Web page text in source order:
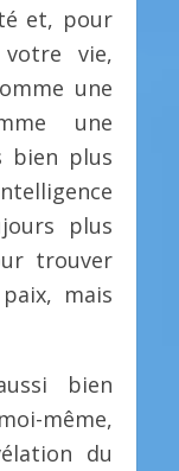
et, pour
vie,
une
une
bien plus
plus
trouver
mais
bien
même,
du